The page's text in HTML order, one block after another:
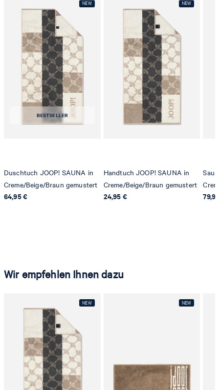
BESTSELLER
Duschtuch JOOP! SAUNA in
Creme/Beige/Braun gemustert
64,95 €
Handtuch JOOP! SAUNA in
Creme/Beige/Braun gemustert
24,95 €
Wir empfehlen Ihnen dazu